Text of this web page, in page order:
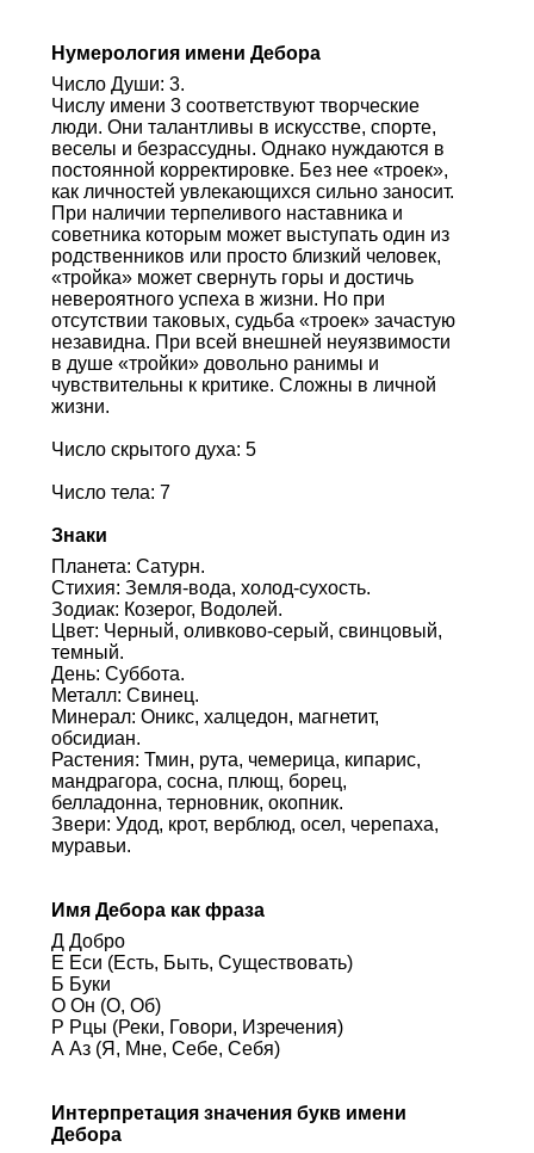
Нумерология имени Дебора
Число Души: 3.
Числу имени 3 соответствуют творческие
люди. Они талантливы в искусстве, спорте,
веселы и безрассудны. Однако нуждаются в
постоянной корректировке. Без нее «троек»,
как личностей увлекающихся сильно заносит.
При наличии терпеливого наставника и
советника которым может выступать один из
родственников или просто близкий человек,
«тройка» может свернуть горы и достичь
невероятного успеха в жизни. Но при
отсутствии таковых, судьба «троек» зачастую
незавидна. При всей внешней неуязвимости
в душе «тройки» довольно ранимы и
чувствительны к критике. Сложны в личной
жизни.
Число скрытого духа: 5
Число тела: 7
Знаки
Планета: Сатурн.
Стихия: Земля-вода, холод-сухость.
Зодиак: Козерог, Водолей.
Цвет: Черный, оливково-серый, свинцовый,
темный.
День: Суббота.
Металл: Свинец.
Минерал: Оникс, халцедон, магнетит,
обсидиан.
Растения: Тмин, рута, чемерица, кипарис,
мандрагора, сосна, плющ, борец,
белладонна, терновник, окопник.
Звери: Удод, крот, верблюд, осел, черепаха,
муравьи.
Имя Дебора как фраза
Д Добро
Е Еси (Есть, Быть, Существовать)
Б Буки
О Он (О, Об)
Р Рцы (Реки, Говори, Изречения)
А Аз (Я, Мне, Себе, Себя)
Интерпретация значения букв имени
Дебора